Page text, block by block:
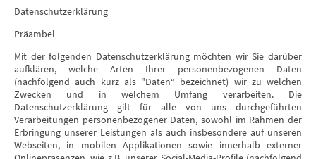
Datenschutzerklärung
Präambel
Mit der folgenden Datenschutzerklärung möchten wir Sie darüber
aufklären, welche Arten Ihrer personenbezogenen Daten
(nachfolgend auch kurz als "Daten“ bezeichnet) wir zu welchen
Zwecken und in welchem Umfang verarbeiten. Die
Datenschutzerklärung gilt für alle von uns durchgeführten
Verarbeitungen personenbezogener Daten, sowohl im Rahmen der
Erbringung unserer Leistungen als auch insbesondere auf unseren
Webseiten, in mobilen Applikationen sowie innerhalb externer